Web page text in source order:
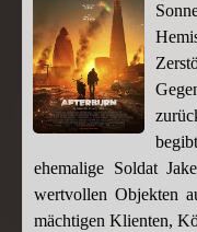
ehemalige Soldat
wertvollen Objekten
mächtigen Klienten,